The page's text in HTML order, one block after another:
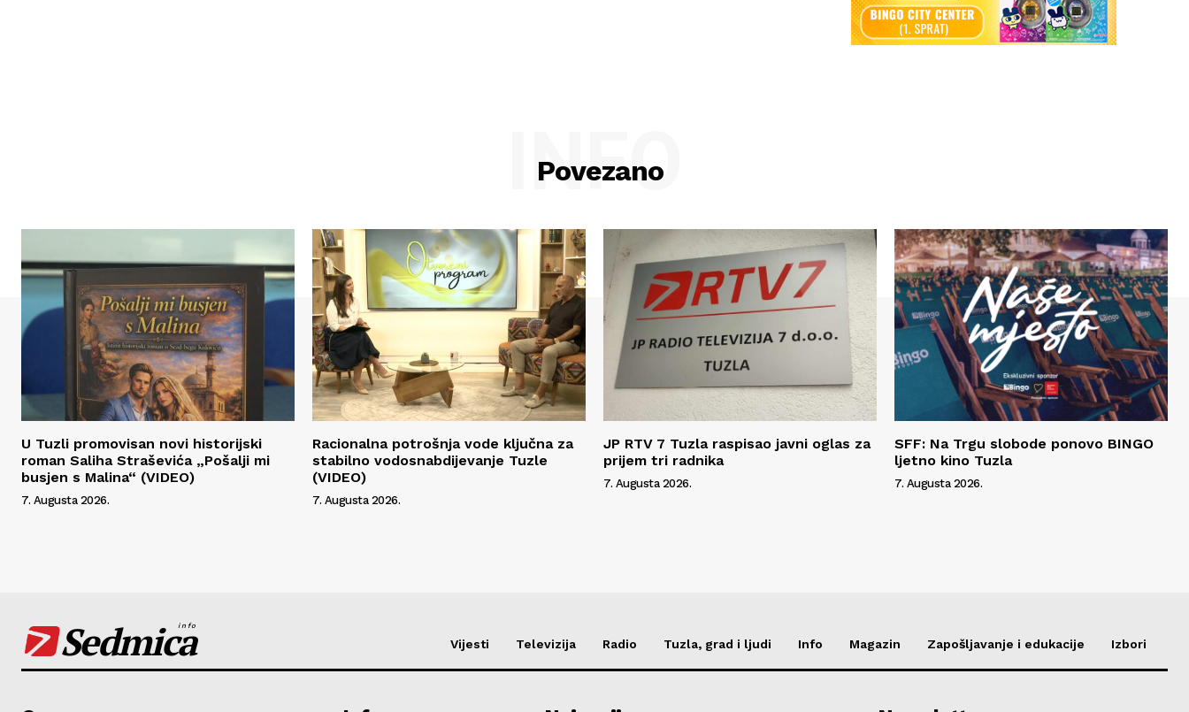
Povezano
INFO
U Tuzli promovisan novi historijski
roman Saliha Straševića „Pošalji mi
busjen s Malina“ (VIDEO)
7. Augusta 2026.
Racionalna potrošnja vode ključna za
stabilno vodosnabdijevanje Tuzle
(VIDEO)
7. Augusta 2026.
JP RTV 7 Tuzla raspisao javni oglas za
prijem tri radnika
7. Augusta 2026.
SFF: Na Trgu slobode ponovo BINGO
ljetno kino Tuzla
7. Augusta 2026.
Sedmica
info
Vijesti Televizija Radio Tuzla, grad i ljudi Info Magazin Zapošljavanje i edukacije Izbori